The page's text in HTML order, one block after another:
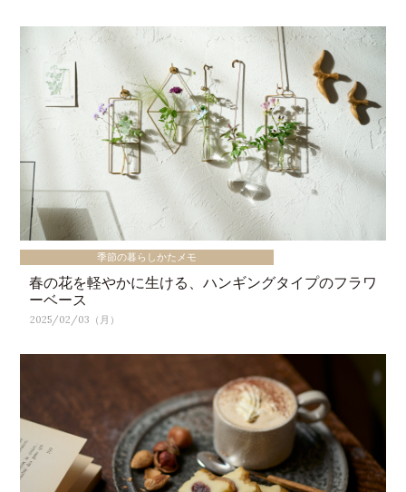
季節の暮らしかたメモ
春の花を軽やかに生ける、ハンギングタイプのフラワ
ーベース
2025/02/03（月）